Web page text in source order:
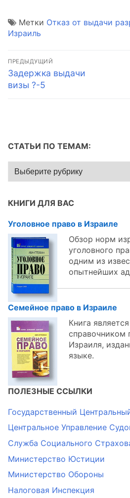
Метки Отказ от выдачи
Израиль
Навигация
по
записям
ПРЕДЫДУЩИЙ
Предыдущая
запись:
Задержка выдачи
визы ?-5
СТАТЬИ ПО ТЕМАМ:
Статьи
по
КНИГИ ДЛЯ ВАС
Уголовное право в Израиле
Обзор норм
уголовного
одним из
опытнейших
Семейное право в Израиле
Книга
справочником
Израиля,
языке.
ПОЛЕЗНЫЕ ССЫЛКИ
Государственный
Центральное Управление
Служба Социального
Министерство Юстиции
Министерство Обороны
Налоговая Инспекция